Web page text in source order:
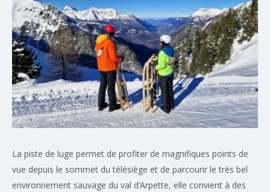
La piste de luge permet de profiter de magnifiques points de
vue depuis le sommet du télésiège et de parcourir le très bel
environnement sauvage du val d’Arpette, elle convient à des